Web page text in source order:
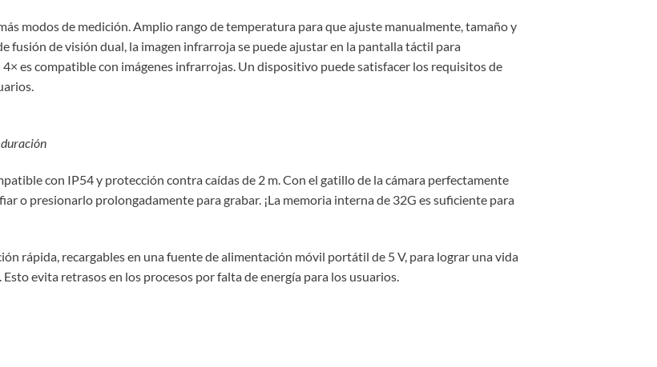
modos de medición. Amplio rango de temperatura para que ajuste manualmente, tamaño y
fusión de visión dual, la imagen infrarroja se puede ajustar en la pantalla táctil para
es compatible con imágenes infrarrojas. Un dispositivo puede satisfacer los requisitos de
con IP54 y protección contra caídas de 2 m. Con el gatillo de la cámara perfectamente
o presionarlo prolongadamente para grabar. ¡La memoria interna de 32G es suficiente para
rápida, recargables en una fuente de alimentación móvil portátil de 5 V, para lograr una vida
evita retrasos en los procesos por falta de energía para los usuarios.